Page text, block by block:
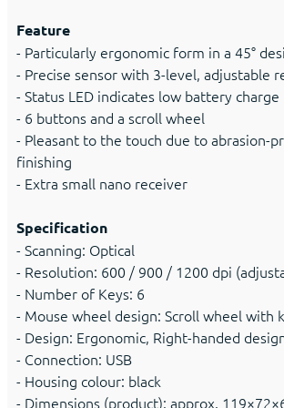
Feature
- Particularly ergonomic form in a 45°
- Precise sensor with 3-level, adjustable
- Status LED indicates low battery charge
- 6 buttons and a scroll wheel
- Pleasant to the touch due to abrasion-
finishing
- Extra small nano receiver
Specification
- Scanning: Optical
- Resolution: 600 / 900 / 1200 dpi
- Number of Keys: 6
- Mouse wheel design: Scroll wheel with
- Design: Ergonomic, Right-handed
- Connection: USB
- Housing colour: black
- Dimensions (product): approx.